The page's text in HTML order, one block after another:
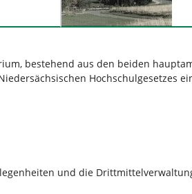
bestehend aus den beiden
Hochschulgesetzes
und die